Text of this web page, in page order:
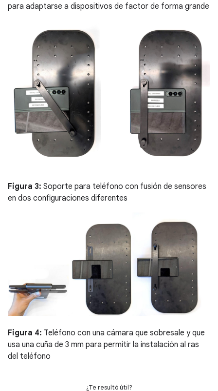
para adaptarse a dispositivos de factor de forma grande
Figura 3: Soporte para teléfono con fusión de sensores
en dos configuraciones diferentes
Figura 4: Teléfono con una cámara que sobresale y que
usa una cuña de 3 mm para permitir la instalación al ras
del teléfono
¿Te resultó útil?